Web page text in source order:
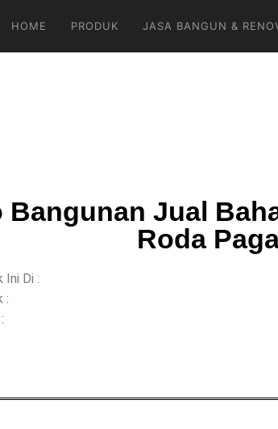
HOME PRODUK JASA BANGUN &
Bangunan Jual
Roda
Ini Di :
: